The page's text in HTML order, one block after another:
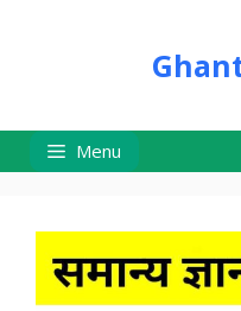
Menu